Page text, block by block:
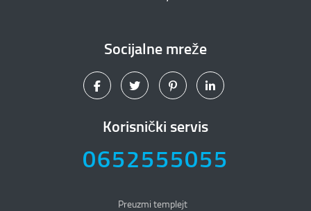
Socijalne mreže
Korisnički servis
0652555055
Preuzmi templejt